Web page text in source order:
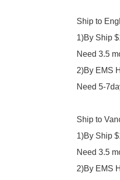
Ship to
1)By Ship
Need 3.5
2)By EMS
Need 5-
Ship to
1)By Ship
Need 3.5
2)By EMS